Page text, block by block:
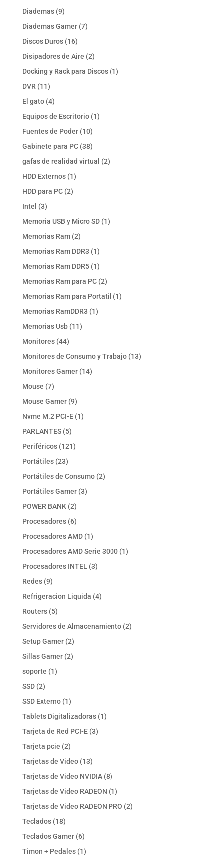
Diademas 99
productos
Diademas Gamer 77
Discos Duros 1616
productos
Disipadores de Aire 22
productos
Docking y Rack para Discos 11
DVR 1111
productos
El gato 44
productos
Equipos de Escritorio 11
Fuentes de Poder 1010
productos
Gabinete para PC 3838
productos
gafas de realidad virtual 22
HDD Externos 11
HDD para PC 22
Intel 33
productos
Memoria USB y Micro SD 11
Memorias Ram 22
productos
Memorias Ram DDR3 11
producto
Memorias Ram DDR5 11
producto
Memorias Ram para PC 22
productos
Memorias Ram para Portatil 11
Memorias RamDDR3 11
Memorias Usb 1111
Monitores 4444
productos
Monitores de Consumo y Trabajo 1313
Monitores Gamer 1414
Mouse 77
productos
Mouse Gamer 99
productos
Nvme M.2 PCI-E 11
PARLANTES 55
productos
Periféricos 121121
Portátiles 2323
productos
Portátiles de Consumo 22
Portátiles Gamer 33
POWER BANK 22
productos
Procesadores 66
productos
Procesadores AMD 11
producto
Procesadores AMD Serie 3000 11
Procesadores INTEL 33
Redes 99
productos
Refrigeracion Liquida 44
Routers 55
productos
Servidores de Almacenamiento 22
Setup Gamer 22
productos
Sillas Gamer 22
soporte 11
SSD 22
productos
SSD Externo 11
producto
Tablets Digitalizadoras 11
Tarjeta de Red PCI-E 33
Tarjeta pcie 22
productos
Tarjetas de Video 1313
productos
Tarjetas de Video NVIDIA 88
productos
Tarjetas de Video RADEON 11
producto
Tarjetas de Video RADEON PRO 22
Teclados 1818
productos
Teclados Gamer 66
productos
Timon + Pedales 11